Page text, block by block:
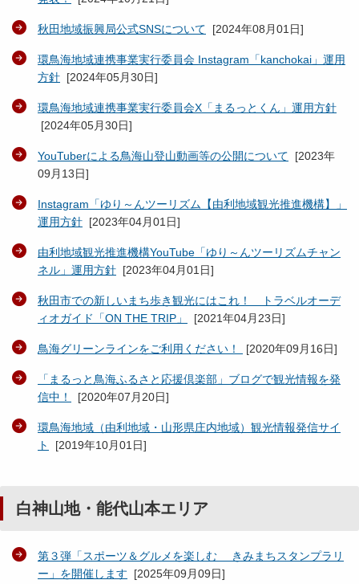
秋田地域振興局公式SNSについて [2024年08月01日]
環鳥海地域連携事業実行委員会 Instagram「kanchokai」運用
方針 [2024年05月30日]
環鳥海地域連携事業実行委員会X「まるっとくん」運用方針
[2024年05月30日]
YouTuberによる鳥海山登山動画等の公開について [2023年
09月13日]
Instagram「ゆり～んツーリズム【由利地域観光推進機構】」
運用方針 [2023年04月01日]
由利地域観光推進機構YouTube「ゆり～んツーリズムチャン
ネル」運用方針 [2023年04月01日]
秋田市での新しいまち歩き観光にはこれ！ トラベルオーデ
ィオガイド「ON THE TRIP」
[2021年04月23日]
鳥海グリーンラインをご利用ください！ [2020年09月16日]
「まるっと鳥海ふるさと応援倶楽部」ブログで観光情報を発
信中！
[2020年07月20日]
環鳥海地域（由利地域・山形県庄内地域）観光情報発信サイ
ト
[2019年10月01日]
白神山地・能代山本エリア
第３弾「スポーツ＆グルメを楽しむ きみまちスタンプラリ
ー」を開催します [2025年09月09日]